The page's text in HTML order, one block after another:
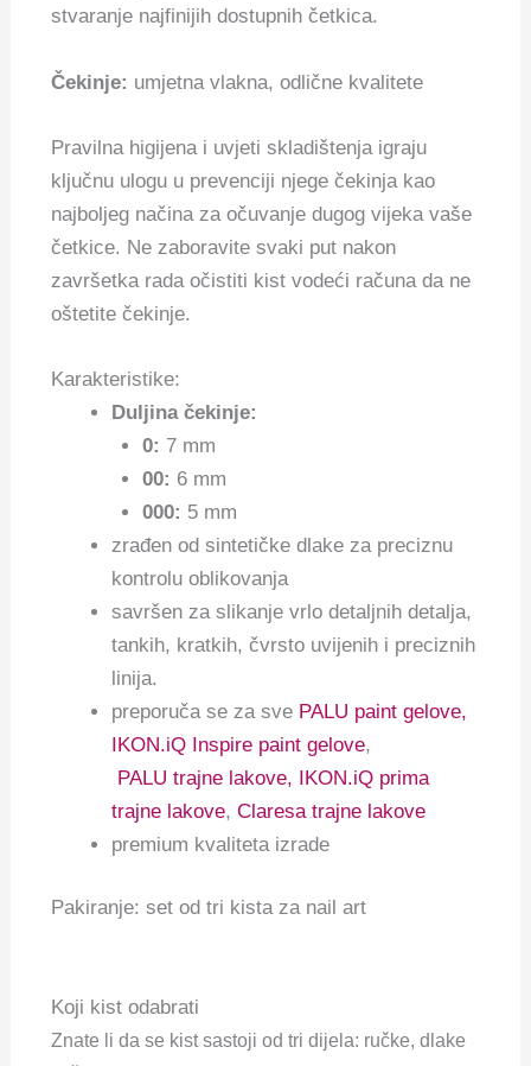
stvaranje najfinijih dostupnih četkica.
Čekinje: umjetna vlakna, odlične kvalitete
Pravilna higijena i uvjeti skladištenja igraju
ključnu ulogu u prevenciji njege čekinja kao
najboljeg načina za očuvanje dugog vijeka vaše
četkice. Ne zaboravite svaki put nakon
završetka rada očistiti kist vodeći računa da ne
oštetite čekinje.
Karakteristike:
Duljina čekinje:
0: 7 mm
00: 6 mm
000: 5 mm
zrađen od sintetičke dlake za preciznu
kontrolu oblikovanja
savršen za slikanje vrlo detaljnih detalja,
tankih, kratkih, čvrsto uvijenih i preciznih
linija.
preporuča se za sve PALU paint gelove,
IKON.iQ Inspire paint gelove,
PALU trajne lakove, IKON.iQ prima
trajne lakove,Claresa trajne lakove
premium kvaliteta izrade
Pakiranje: set od tri kista za nail art
Koji kist odabrati
Znate li da se kist sastoji od tri dijela: ručke, dlake